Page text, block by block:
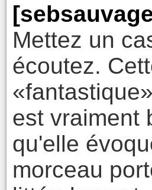
Mettez un
écoutez.
est vraiment
qu'elle
morceau